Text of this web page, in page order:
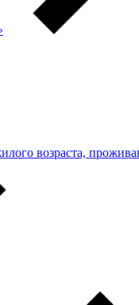
возраста,